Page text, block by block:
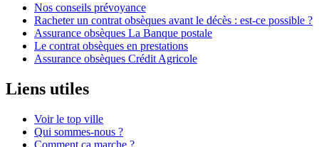
Nos conseils prévoyance
Racheter un contrat obsèques avant le décès : est-ce possible ?
Assurance obsèques La Banque postale
Le contrat obsèques en prestations
Assurance obsèques Crédit Agricole
Liens utiles
Voir le top ville
Qui sommes-nous ?
Comment ça marche ?